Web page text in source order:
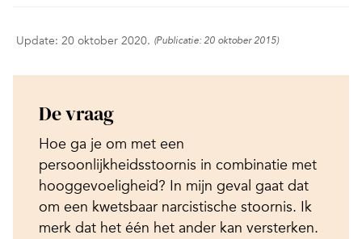
Update: 20 oktober 2020. (Publicatie: 20 oktober 2015)
De vraag
Hoe ga je om met een
persoonlijkheidsstoornis in combinatie met
hooggevoeligheid? In mijn geval gaat dat
om een kwetsbaar narcistische stoornis. Ik
merk dat het één het ander kan versterken.